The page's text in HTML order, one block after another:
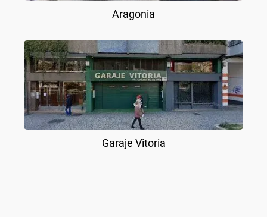
Aragonia
Garaje Vitoria